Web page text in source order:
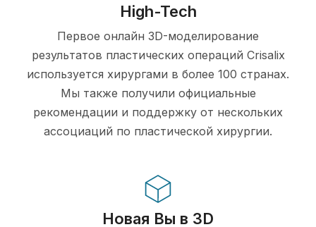
High-Tech
Первое онлайн 3D-моделирование
результатов пластических операций Crisalix
используется хирургами в более 100 странах.
Мы также получили официальные
рекомендации и поддержку от нескольких
ассоциаций по пластической хирургии.
Новая Вы в 3D